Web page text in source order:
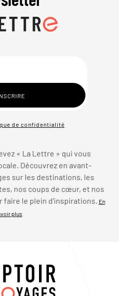
de confidentialité
« La Lettre » qui vous
Découvrez en avant-
sur les destinations, les
nos coups de cœur, et nos
le plein d’inspirations.
En
plus